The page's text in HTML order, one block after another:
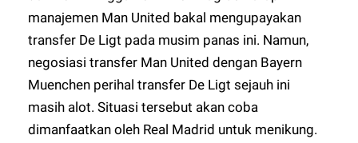
manajemen Man United bakal mengupayakan
transfer De Ligt pada musim panas ini. Namun,
negosiasi transfer Man United dengan Bayern
Muenchen perihal transfer De Ligt sejauh ini
masih alot. Situasi tersebut akan coba
dimanfaatkan oleh Real Madrid untuk menikung.